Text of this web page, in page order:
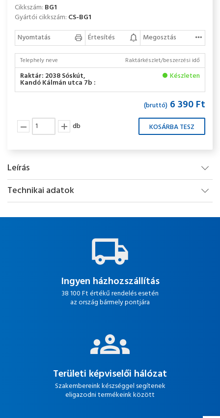
Cikkszám: BG1
Gyártói cikkszám: CS-BG1
Nyomtatás
Értesítés Megosztás
Telephely neve Raktárkészlet/beszerzési idő
Raktár: 2038 Sóskút,
Kandó Kálmán utca 7b :
Készleten
(bruttó) 6 390 Ft
db
Leírás
Technikai adatok
Ingyen házhozszállítás
38 100 Ft értékű rendelés esetén
az ország bármely pontjára
Területi képviselői hálózat
Szakembereink készséggel segítenek
eligazodni termékeink között